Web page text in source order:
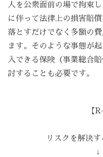
人を公衆面前の場で拘束
に伴って法律上の損害賠
落とすだけでなく多額の
ます。そのような事態が
入できる保険（事業総合
討することも必要です。
【
リスクを解決